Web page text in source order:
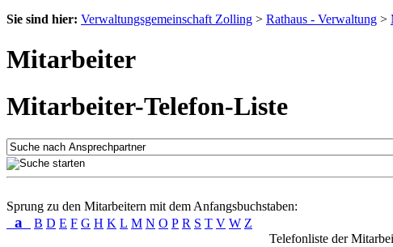
Sie sind hier: Verwaltungsgemeinschaft Zolling > Rathaus - Verwaltung >
Mitarbeiter
Mitarbeiter-Telefon-Liste
Sprung zu den Mitarbeitern mit dem Anfangsbuchstaben:
a B D E F G H K L M N O P R S T V W Z
Telefonliste der